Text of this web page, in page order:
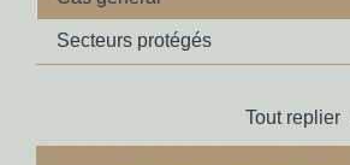
Secteurs protégés
Tout replier